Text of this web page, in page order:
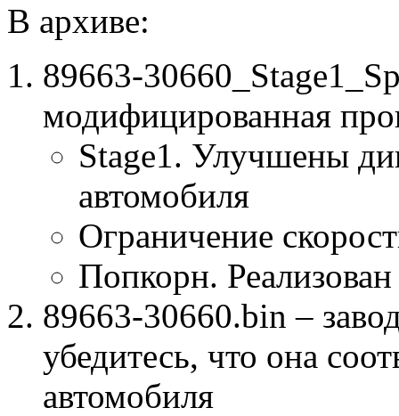
В архиве:
89663-
модифицированная
Stage1. Улучшены
автомобиля
Ограничение
Попкорн.
89663-30660.bin –
убедитесь, что она
автомобиля